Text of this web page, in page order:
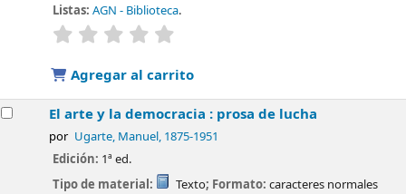
Listas: AGN - Biblioteca.
valoración
Agregar al carrito
El arte y la democracia : prosa de lucha
por Ugarte, Manuel, 1875-1951
Edición: 1ª ed.
Tipo de material:
Texto; Formato: caracteres normales